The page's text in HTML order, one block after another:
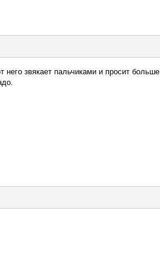
звякает пальчиками и просит больше